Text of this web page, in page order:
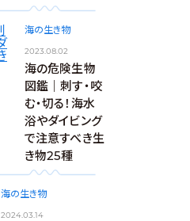
海の生き物
2023.08.02
海の危険生物
図鑑｜刺す・咬
む・切る！海水
浴やダイビング
で注意すべき生
き物25種
海の生き物
2024.03.14